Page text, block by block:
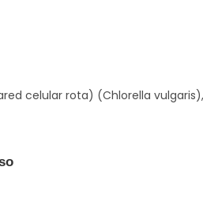
celular rota) (Chlorella